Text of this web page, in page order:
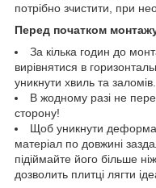
потрібно зчистити, при
Перед початком
За кілька годин до
вирівнятися в
уникнути хвиль та заломів.
В жодному разі не
сторону!
Щоб уникнути
матеріал по довжині
підіймайте його більше
дозволить плитці лягти